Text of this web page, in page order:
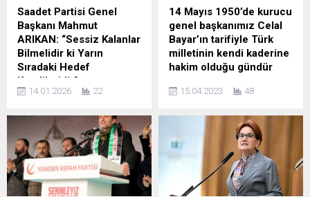
bir 6 şehit haberi daha geldi.
Yüreğimiz yandı bağrımıza
taş oturdu gırtlaklarımız
düğümlendi bir yandan bu
büyük acıyı yaşadık...
şöyle: *CHP olarak
demokrasiye inanıyoruz.
Olmazsa olmazımızdır.
T.C.’nin ikinci yüzyılında
cumhuriyeti demokrasi ile
taçlandırmak bunun içindir
ki...
Saadet Partisi Genel
Başkanı Mahmut
ARIKAN: “Sessiz Kalanlar
Bilmelidir ki Yarın
Sıradaki Hedef
Kendileridir”
Saadet Partisi Genel
Türkiye Büyük Millet
Meclisi’nde gerçekleştirilen
haftalık grup toplantısında
yaptığı konuşmada dış
politika, ekonomi ve
toplumsal sorunlara ilişkin
14.01.2026 22
14 Mayıs 1950’de kurucu
genel başkanımız Celal
Bayar’ın tarifiyle Türk
milletinin kendi kaderine
hakim olduğu gündür
Bakanlığı geleneksel iftar
Restoran’da Genel Başkan
Gültekin Uysal’ın katılımıyla
gerçekleşti. enbursa.com
Haber: Ercan Çalışır
Demokrat Parti (DP) Genel
Başkanı Gültekin Uysal,
15.04.2023 48